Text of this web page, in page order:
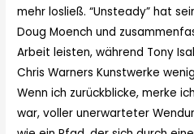
mehr losließ. “Unsteady” hat
Doug Moench und
Arbeit leisten, während Tony
Chris Warners Kunstwerke
Wenn ich zurückblicke, merke
war, voller unerwarteter